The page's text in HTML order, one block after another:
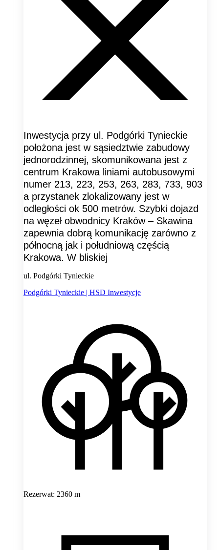
Inwestycja przy ul. Podgórki Tynieckie
położona jest w sąsiedztwie zabudowy
jednorodzinnej, skomunikowana jest z
centrum Krakowa liniami autobusowymi
numer 213, 223, 253, 263, 283, 733, 903
a przystanek zlokalizowany jest w
odległości ok 500 metrów. Szybki dojazd
na węzeł obwodnicy Kraków – Skawina
zapewnia dobrą komunikację zarówno z
północną jak i południową częścią
Krakowa. W bliskiej
ul. Podgórki Tynieckie
Podgórki Tynieckie | HSD Inwestycje
Rezerwat: 2360 m